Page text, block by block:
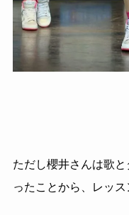
ただし櫻井さんは歌
ったことから、レッス